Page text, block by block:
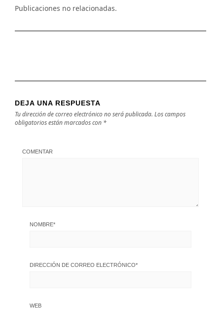
Publicaciones no relacionadas.
DEJA UNA RESPUESTA
Tu dirección de correo electrónico no será publicada. Los campos
obligatorios están marcados con *
COMENTAR
NOMBRE*
DIRECCIÓN DE CORREO ELECTRÓNICO*
WEB